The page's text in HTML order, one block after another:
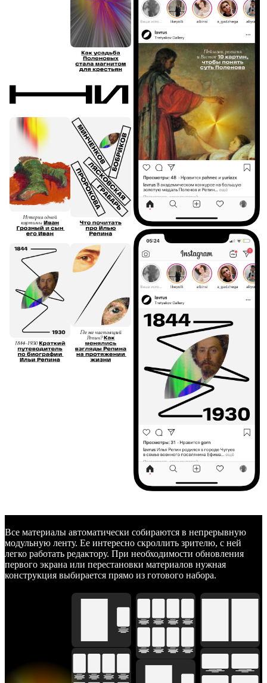
Все материалы автоматически собираются в непрерывную
модульную ленту. Ее интересно скроллить зрителю, с ней
легко работать редактору. При необходимости обновления
первого экрана или перестановки материалов нужная
конструкция выбирается прямо из готового набора.